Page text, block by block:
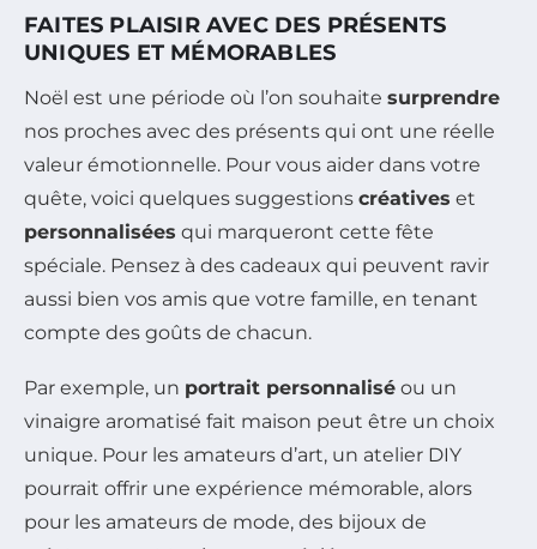
FAITES PLAISIR AVEC DES PRÉSENTS
UNIQUES ET MÉMORABLES
Noël est une période où l’on souhaite surprendre
nos proches avec des présents qui ont une réelle
valeur émotionnelle. Pour vous aider dans votre
quête, voici quelques suggestions créatives et
personnalisées qui marqueront cette fête
spéciale. Pensez à des cadeaux qui peuvent ravir
aussi bien vos amis que votre famille, en tenant
compte des goûts de chacun.
Par exemple, un portrait personnalisé ou un
vinaigre aromatisé fait maison peut être un choix
unique. Pour les amateurs d’art, un atelier DIY
pourrait offrir une expérience mémorable, alors
pour les amateurs de mode, des bijoux de